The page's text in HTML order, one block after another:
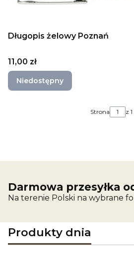
Długopis żelowy Poznań
Cena
11,00 zł
Niedostępny
Strona z 1
Darmowa przesyłka
Na terenie Polski na wybrane
Produkty dnia